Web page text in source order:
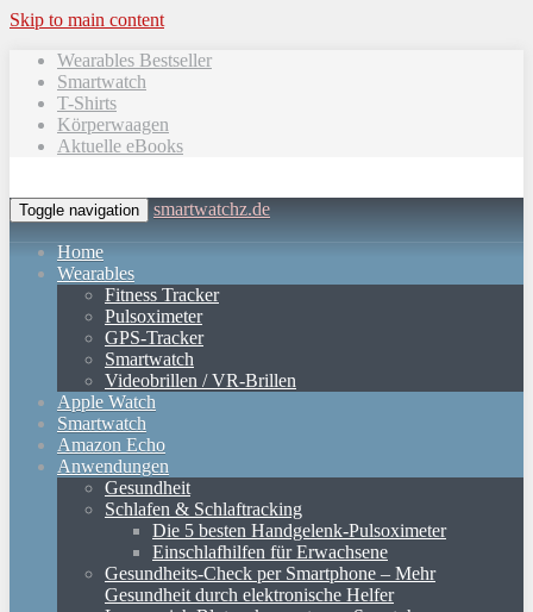
Skip to main content
Wearables Bestseller
Smartwatch
T-Shirts
Körperwaagen
Aktuelle eBooks
Toggle navigation smartwatchz.de
Home
Wearables
Fitness Tracker
Pulsoximeter
GPS-Tracker
Smartwatch
Videobrillen / VR-Brillen
Apple Watch
Smartwatch
Amazon Echo
Anwendungen
Gesundheit
Schlafen & Schlaftracking
Die 5 besten Handgelenk-Pulsoximeter
Einschlafhilfen für Erwachsene
Gesundheits-Check per Smartphone – Mehr
Gesundheit durch elektronische Helfer